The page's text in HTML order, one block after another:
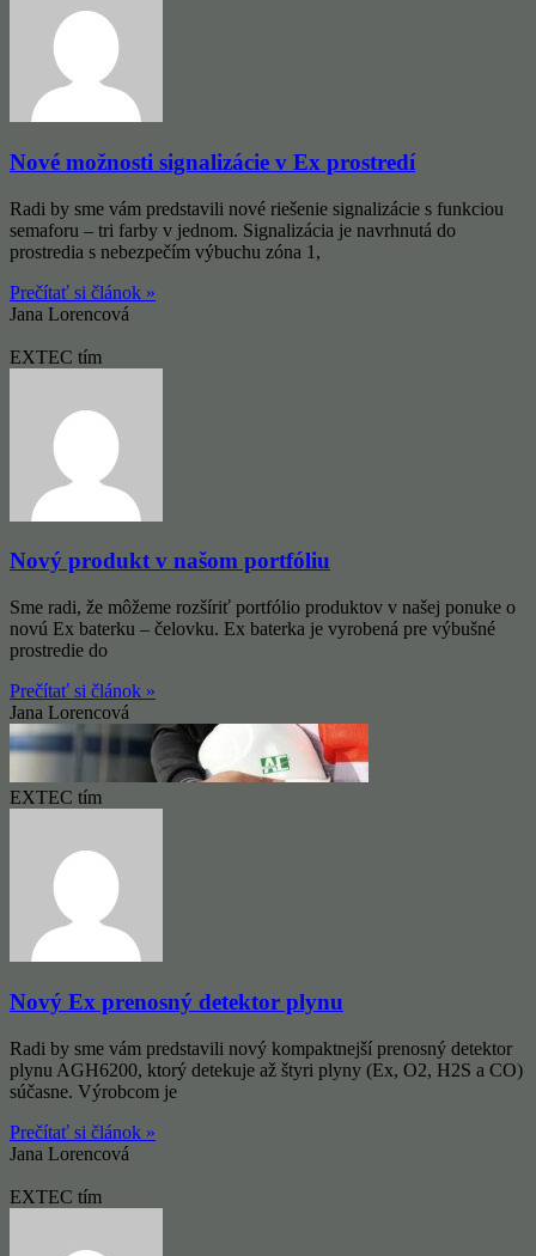
Nové možnosti signalizácie v Ex prostredí
Radi by sme vám predstavili nové riešenie signalizácie s funkciou
semaforu – tri farby v jednom. Signalizácia je navrhnutá do
prostredia s nebezpečím výbuchu zóna 1,
Prečítať si článok »
Jana Lorencová
EXTEC tím
Nový produkt v našom portfóliu
Sme radi, že môžeme rozšíriť portfólio produktov v našej ponuke o
novú Ex baterku – čelovku. Ex baterka je vyrobená pre výbušné
prostredie do
Prečítať si článok »
Jana Lorencová
EXTEC tím
Nový Ex prenosný detektor plynu
Radi by sme vám predstavili nový kompaktnejší prenosný detektor
plynu AGH6200, ktorý detekuje až štyri plyny (Ex, O2, H2S a CO)
súčasne. Výrobcom je
Prečítať si článok »
Jana Lorencová
EXTEC tím